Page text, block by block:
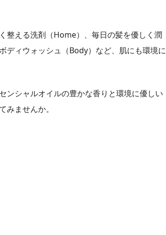
整える洗剤（Home）、毎日の髪を優しく潤
ディウォッシュ（Body）など、肌にも環境に
ンシャルオイルの豊かな香りと環境に優しい
ませんか。